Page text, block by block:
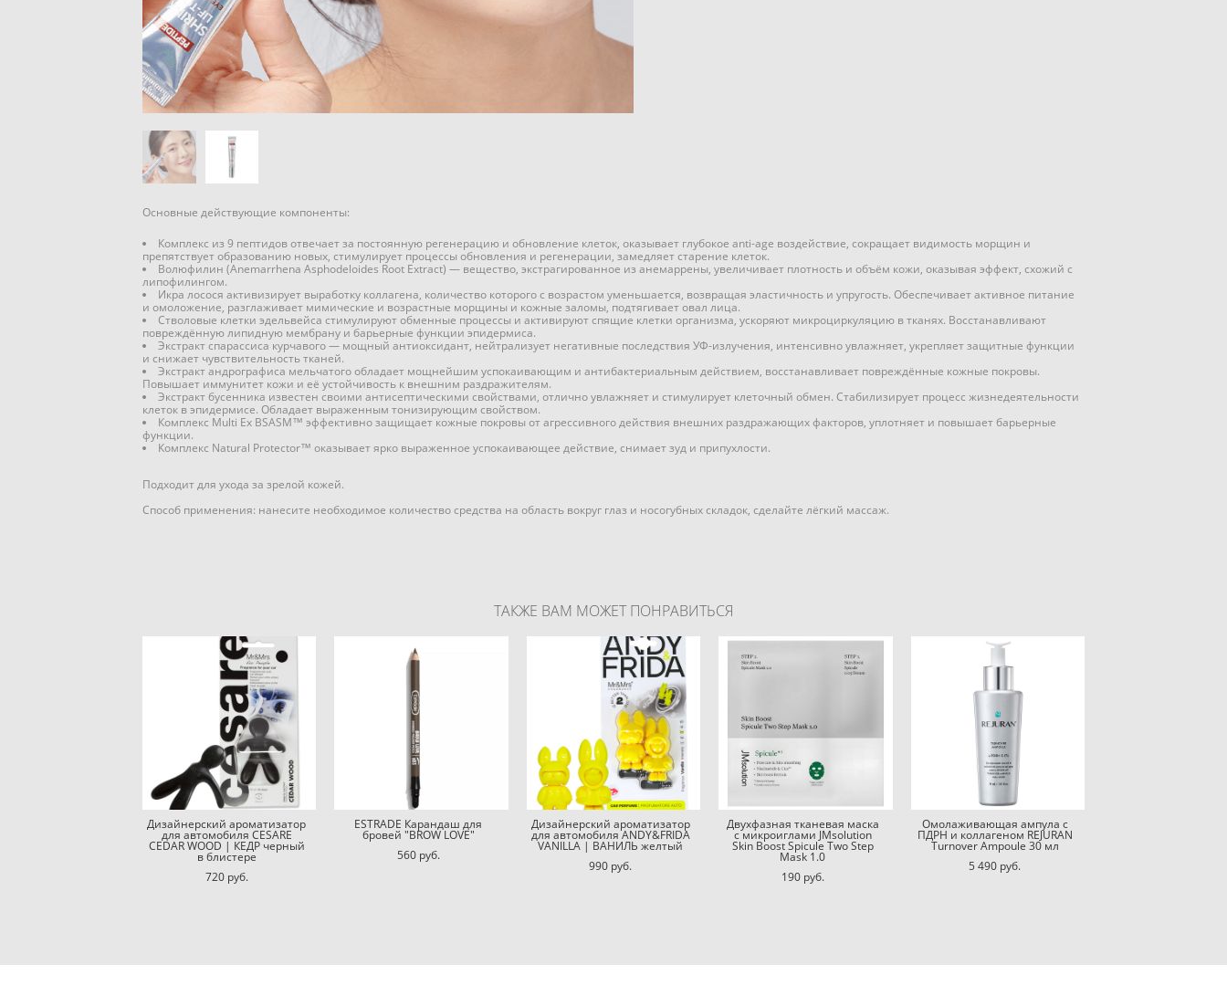
Основные действующие компоненты:
Комплекс из 9 пептидов отвечает за постоянную регенерацию и обновление клеток, оказывает глубокое anti-age воздействие, сокращает видимость морщин и
препятствует образованию новых, стимулирует процессы обновления и регенерации, замедляет старение клеток.
Волюфилин (Anemarrhena Asphodeloides Root Extract) — вещество, экстрагированное из анемаррены, увеличивает плотность и объём кожи, оказывая эффект, схожий с
липофилингом.
Икра лосося активизирует выработку коллагена, количество которого с возрастом уменьшается, возвращая эластичность и упругость. Обеспечивает активное питание
и омоложение, разглаживает мимические и возрастные морщины и кожные заломы, подтягивает овал лица.
Стволовые клетки эдельвейса стимулируют обменные процессы и активируют спящие клетки организма, ускоряют микроциркуляцию в тканях. Восстанавливают
повреждённую липидную мембрану и барьерные функции эпидермиса.
Экстракт спарассиса курчавого — мощный антиоксидант, нейтрализует негативные последствия УФ-излучения, интенсивно увлажняет, укрепляет защитные функции
и снижает чувствительность тканей.
Экстракт андрографиса мельчатого обладает мощнейшим успокаивающим и антибактериальным действием, восстанавливает повреждённые кожные покровы.
Повышает иммунитет кожи и её устойчивость к внешним раздражителям.
Экстракт бусенника известен своими антисептическими свойствами, отлично увлажняет и стимулирует клеточный обмен. Стабилизирует процесс жизнедеятельности
клеток в эпидермисе. Обладает выраженным тонизирующим свойством.
Комплекс Multi Ex BSASM™️ эффективно защищает кожные покровы от агрессивного действия внешних раздражающих факторов, уплотняет и повышает барьерные
функции.
Комплекс Natural Protector™️ оказывает ярко выраженное успокаивающее действие, снимает зуд и припухлости.
Подходит для ухода за зрелой кожей.
Способ применения: нанесите необходимое количество средства на область вокруг глаз и носогубных складок, сделайте лёгкий массаж.
ТАКЖЕ ВАМ МОЖЕТ ПОНРАВИТЬСЯ
Дизайнерский ароматизатор
для автомобиля CESARE
CEDAR WOOD | КЕДР черный
в блистере
720 pуб.
ESTRADE Карандаш для
бровей "BROW LOVE"
560 pуб.
Дизайнерский ароматизатор
для автомобиля ANDY&FRIDA
VANILLA | ВАНИЛЬ желтый
990 pуб.
Двухфазная тканевая маска
с микроиглами JMsolution
Skin Boost Spicule Two Step
Mask 1.0
190 pуб.
Омолаживающая ампула с
ПДРН и коллагеном REJURAN
Turnover Ampoule 30 мл
5 490 pуб.